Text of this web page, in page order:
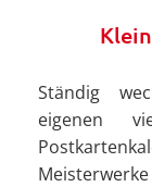
Ständig
eigenen